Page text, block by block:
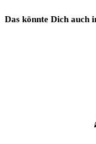
Das könnte Dich auch